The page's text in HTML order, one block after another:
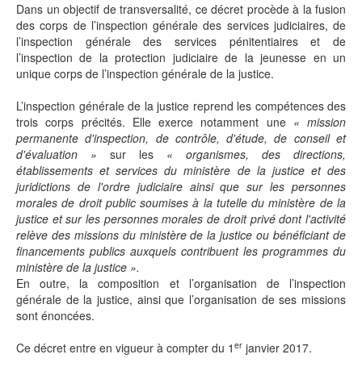
Dans un objectif de transversalité, ce décret procède à la fusion
des corps de l’inspection générale des services judiciaires, de
l’inspection générale des services pénitentiaires et de
l’inspection de la protection judiciaire de la jeunesse en un
unique corps de l’inspection générale de la justice.
L’inspection générale de la justice reprend les compétences des
trois corps précités. Elle exerce notamment une « mission
permanente d'inspection, de contrôle, d'étude, de conseil et
d'évaluation » sur les « organismes, des directions,
établissements et services du ministère de la justice et des
juridictions de l'ordre judiciaire ainsi que sur les personnes
morales de droit public soumises à la tutelle du ministère de la
justice et sur les personnes morales de droit privé dont l'activité
relève des missions du ministère de la justice ou bénéficiant de
financements publics auxquels contribuent les programmes du
ministère de la justice ».
En outre, la composition et l’organisation de l’inspection
générale de la justice, ainsi que l’organisation de ses missions
sont énoncées.
Ce décret entre en vigueur à compter du 1 er janvier 2017.